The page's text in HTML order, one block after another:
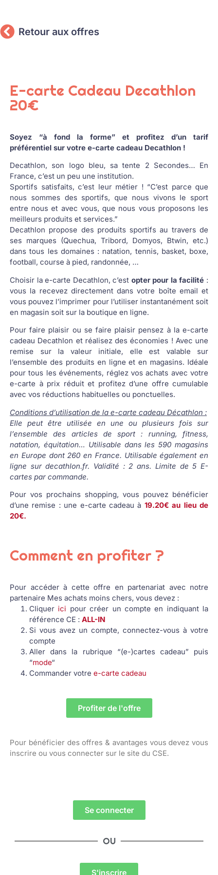
Retour aux offres
E-carte Cadeau Decathlon
20€
Soyez “à fond la forme” et profitez d’un tarif
préférentiel sur votre e-carte cadeau Decathlon !
Decathlon, son logo bleu, sa tente 2 Secondes… En
France, c’est un peu une institution.
Sportifs satisfaits, c’est leur métier ! “C’est parce que
nous sommes des sportifs, que nous vivons le sport
entre nous et avec vous, que nous vous proposons les
meilleurs produits et services.”
Decathlon propose des produits sportifs au travers de
ses marques (Quechua, Tribord, Domyos, Btwin, etc.)
dans tous les domaines : natation, tennis, basket, boxe,
football, course à pied, randonnée, …
Choisir la e-carte Decathlon, c’est opter pour la facilité :
vous la recevez directement dans votre boîte email et
vous pouvez l’imprimer pour l’utiliser instantanément soit
en magasin soit sur la boutique en ligne.
Pour faire plaisir ou se faire plaisir pensez à la e-carte
cadeau Decathlon et réalisez des économies ! Avec une
remise sur la valeur initiale, elle est valable sur
l’ensemble des produits en ligne et en magasins. Idéale
pour tous les événements, réglez vos achats avec votre
e-carte à prix réduit et profitez d’une offre cumulable
avec vos réductions habituelles ou ponctuelles.
Conditions d’utilisation de la e-carte cadeau Décathlon :
Elle peut être utilisée en une ou plusieurs fois sur
l’ensemble des articles de sport : running, fitness,
natation, équitation… Utilisable dans les 590 magasins
en Europe dont 260 en France. Utilisable également en
ligne sur decathlon.fr. Validité : 2 ans. Limite de 5 E-
cartes par commande.
Pour vos prochains shopping, vous pouvez bénéficier
d’une remise : une e-carte cadeau à 19.20€ au lieu de
20€.
Comment en profiter ?
Pour accéder à cette offre en partenariat avec notre
partenaire Mes achats moins chers, vous devez :
Cliquer ici pour créer un compte en indiquant la
référence CE : ALL-IN
Si vous avez un compte, connectez-vous à votre
compte
Aller dans la rubrique “(e-)cartes cadeau” puis
“mode“
Commander votre e-carte cadeau
Profiter de l'offre
Pour bénéficier des offres & avantages vous devez vous
inscrire ou vous connecter sur le site du CSE.
Se connecter
OU
S'inscrire